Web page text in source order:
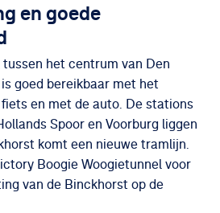
en goede
tussen het centrum van Den
goed bereikbaar met het
en met de auto. De stations
Spoor en Voorburg liggen
komt een nieuwe tramlijn.
Boogie Woogietunnel voor
van de Binckhorst op de